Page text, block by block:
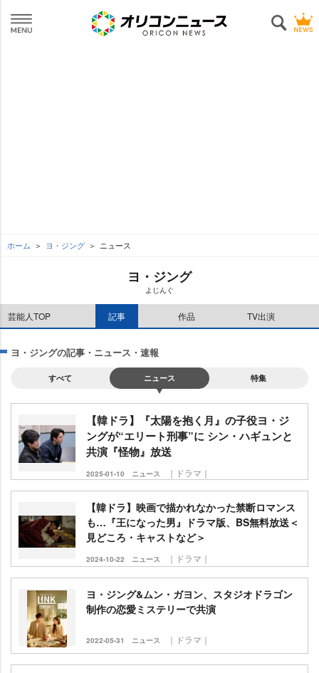
ホーム ヨ・ジング ニュース
ヨ・ジング
よじんぐ
芸能人TOP 記事 作品 TV出演
ヨ・ジングの記事・ニュース・速報
すべて ニュース 特集
【韓ドラ】『太陽を抱く月』の子役ヨ・ジ
ングが“エリート刑事”に シン・ハギュンと
共演『怪物』放送
2025-01-10 ニュース ｜ドラマ｜
【韓ドラ】映画で描かれなかった禁断ロマンス
も…『王になった男』ドラマ版、BS無料放送＜
見どころ・キャストなど＞
2024-10-22 ニュース ｜ドラマ｜
ヨ・ジング&ムン・ガヨン、スタジオドラゴン
制作の恋愛ミステリーで共演
2022-05-31 ニュース ｜ドラマ｜